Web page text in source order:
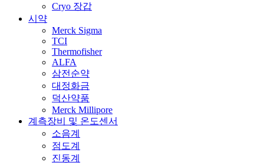
Cryo 장갑
시약
Merck Sigma
TCI
Thermofisher
ALFA
삼전순약
대정화금
덕산약품
Merck Millipore
계측장비 및 온도센서
소음계
점도계
진동계